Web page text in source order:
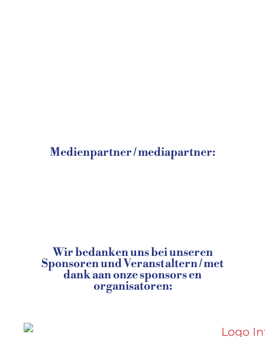
Medienpartner / mediapartner:
Wir bedanken uns bei unseren
Sponsoren und Veranstaltern / met
dank aan onze sponsors en
organisatoren: